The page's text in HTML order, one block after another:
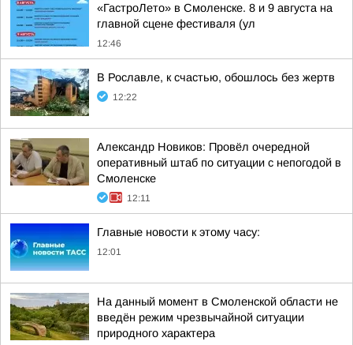
«ГастроЛето» в Смоленске. 8 и 9 августа на
главной сцене фестиваля (ул
12:46
В Рославле, к счастью, обошлось без жертв
12:22
Александр Новиков: Провёл очередной
оперативный штаб по ситуации с непогодой в
Смоленске
12:11
Главные новости к этому часу:
12:01
На данный момент в Смоленской области не
введён режим чрезвычайной ситуации
природного характера